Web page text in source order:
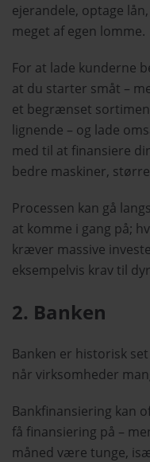
ejerandele, optage
meget af egen lomme.
For at lade kunderne
at du starter småt –
et begrænset
lignende – og lade
med til at finansiere
bedre maskiner,
Processen kan gå
at komme i gang på;
kræver massive
eksempelvis krav til
2. Banken
Banken er historisk
når virksomheder
Bankfinansiering kan
få finansiering på –
måned være tunge,